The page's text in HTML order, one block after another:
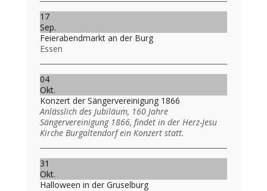
17
Sep.
Feierabendmarkt an der Burg
Essen
04
Okt.
Konzert der Sängervereinigung 1866
Anlässlich des Jubiläum, 160 Jahre
Sängervereinigung 1866, findet in der Herz-Jesu
Kirche Burgaltendorf ein Konzert statt.
31
Okt.
Halloween in der Gruselburg